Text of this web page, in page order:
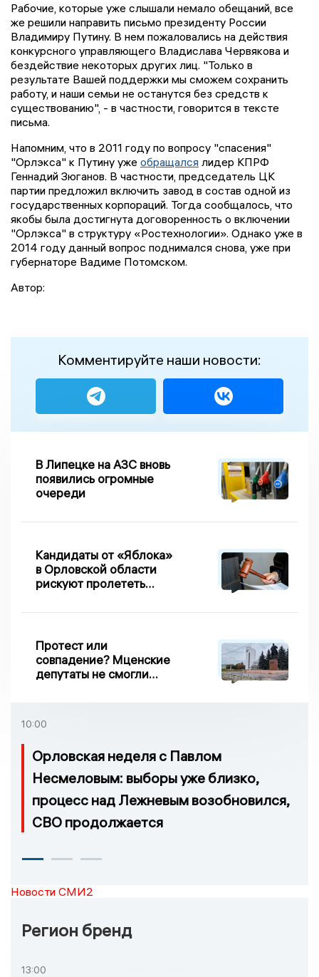
Рабочие, которые уже слышали немало обещаний, все
же решили направить письмо президенту России
Владимиру Путину. В нем пожаловались на действия
конкурсного управляющего Владислава Червякова и
бездействие некоторых других лиц. "Только в
результате Вашей поддержки мы сможем сохранить
работу, и наши семьи не останутся без средств к
существованию", - в частности, говорится в тексте
письма.
Напомним, что в 2011 году по вопросу "спасения"
"Орлэкса" к Путину уже обращался лидер КПРФ
Геннадий Зюганов. В частности, председатель ЦК
партии предложил включить завод в состав одной из
государственных корпораций. Тогда сообщалось, что
якобы была достигнута договоренность о включении
"Орлэкса" в структуру «Ростехнологии». Однако уже в
2014 году данный вопрос поднимался снова, уже при
губернаторе Вадиме Потомском.
Автор:
Комментируйте наши новости:
В Липецке на АЗС вновь
появились огромные
очереди
Кандидаты от «Яблока»
в Орловской области
рискуют пролететь
Протест или
совпадение? Мценские
депутаты не смогли
10:00
Орловская неделя с Павлом
Несмеловым: выборы уже близко,
процесс над Лежневым возобновился,
СВО продолжается
Новости СМИ2
Регион бренд
13:00